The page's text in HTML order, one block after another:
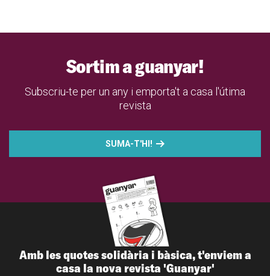
Sortim a guanyar!
Subscriu-te per un any i emporta't a casa l'útima
revista
SUMA-T'HI!
Amb les quotes solidària i bàsica, t'enviem a
casa la nova revista 'Guanyar'